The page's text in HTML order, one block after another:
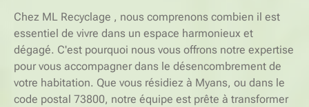
Chez ML Recyclage , nous comprenons combien il est
essentiel de vivre dans un espace harmonieux et
dégagé. C'est pourquoi nous vous offrons notre expertise
pour vous accompagner dans le désencombrement de
votre habitation. Que vous résidiez à Myans, ou dans le
code postal 73800, notre équipe est prête à transformer